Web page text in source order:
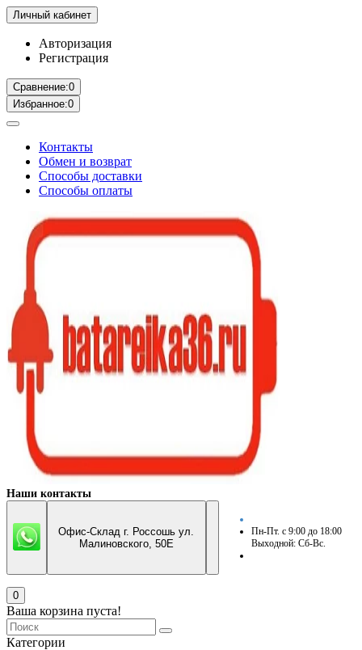
Личный кабинет
Авторизация
Регистрация
Сравнение:0
Избранное:0
Контакты
Обмен и возврат
Способы доставки
Способы оплаты
Наши контакты
Офис-Склад г. Россошь ул.
Малиновского, 50Е
Пн-Пт. с 9:00 до 18:00
Выходной: Сб-Вс.
0
Ваша корзина пуста!
Категории